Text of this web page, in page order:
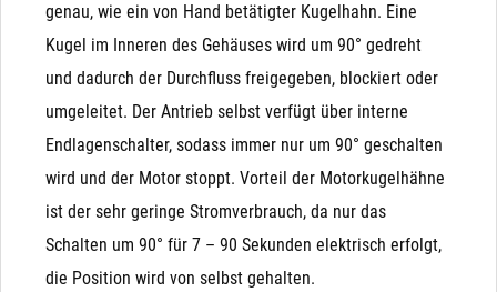
sich zwischen Membrane und Sitz setzen und sorgen
dafür, dass das Ventil nicht mehr ausreichend dicht
schließt. Daher bitte immer einen Filter davor
verbauen, wenn Partikel zu befürchten sind.
Richtungskontrolle
Die Variante Richtungskontrolle benötigt ebenfalls 3
Adern, wobei hier nur "-" oder "N" permanent anliegen
genau, wie ein von Hand betätigter Kugelhahn. Eine
Kugel im Inneren des Gehäuses wird um 90° gedreht
und dadurch der Durchfluss freigegeben, blockiert oder
umgeleitet. Der Antrieb selbst verfügt über interne
Endlagenschalter, sodass immer nur um 90° geschalten
wird und der Motor stoppt. Vorteil der Motorkugelhähne
ist der sehr geringe Stromverbrauch, da nur das
Schalten um 90° für 7 – 90 Sekunden elektrisch erfolgt,
die Position wird von selbst gehalten.